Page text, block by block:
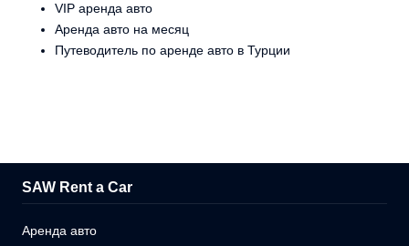
VIP аренда авто
Аренда авто на месяц
Путеводитель по аренде авто в Турции
SAW Rent a Car
Аренда авто